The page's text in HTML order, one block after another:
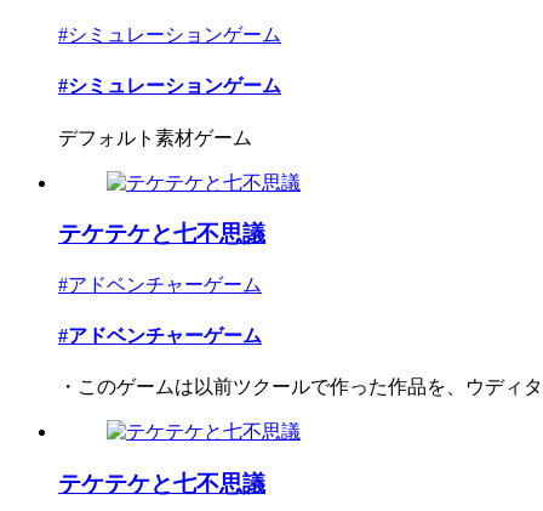
#シミュレーションゲーム
#シミュレーションゲーム
デフォルト素材ゲーム
テケテケと七不思議
#アドベンチャーゲーム
#アドベンチャーゲーム
・このゲームは以前ツクールで作った作品を、ウディ
テケテケと七不思議